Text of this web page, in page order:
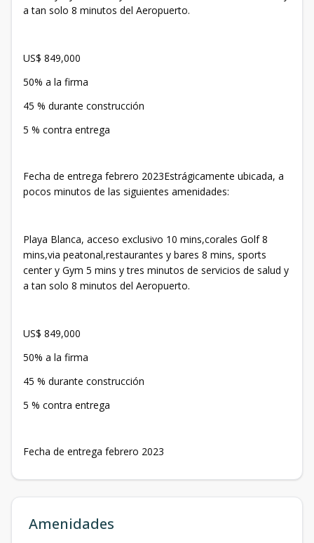
a tan solo 8 minutos del Aeropuerto.
US$ 849,000
50% a la firma
45 % durante construcción
5 % contra entrega
Fecha de entrega febrero 2023Estrágicamente ubicada, a
pocos minutos de las siguientes amenidades:
Playa Blanca, acceso exclusivo 10 mins,corales Golf 8
mins,via peatonal,restaurantes y bares 8 mins, sports
center y Gym 5 mins y tres minutos de servicios de salud y
a tan solo 8 minutos del Aeropuerto.
US$ 849,000
50% a la firma
45 % durante construcción
5 % contra entrega
Fecha de entrega febrero 2023
Amenidades